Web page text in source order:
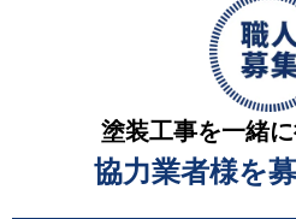
塗装工事を一緒
協力業者様を